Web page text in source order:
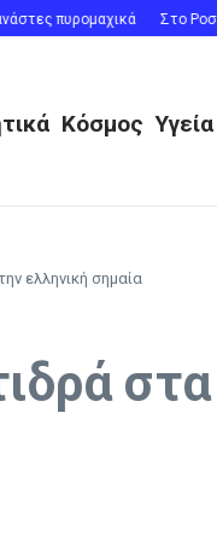
πυρομαχικά Στο
Κόσμος Υγεία
ελληνική σημαία